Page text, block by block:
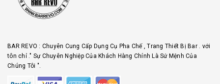
BAR REVO : Chuyên Cung Cấp Dụng Cụ Pha Chế , Trang Thiết Bị Bar . với
tôn chỉ ." Sự Chuyên Nghiệp Của Khách Hàng Chính Là Sứ Mệnh Của
Chúng Tôi ".